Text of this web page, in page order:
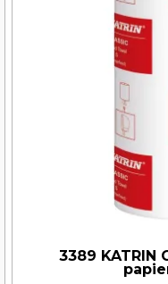
3389 KATRIN